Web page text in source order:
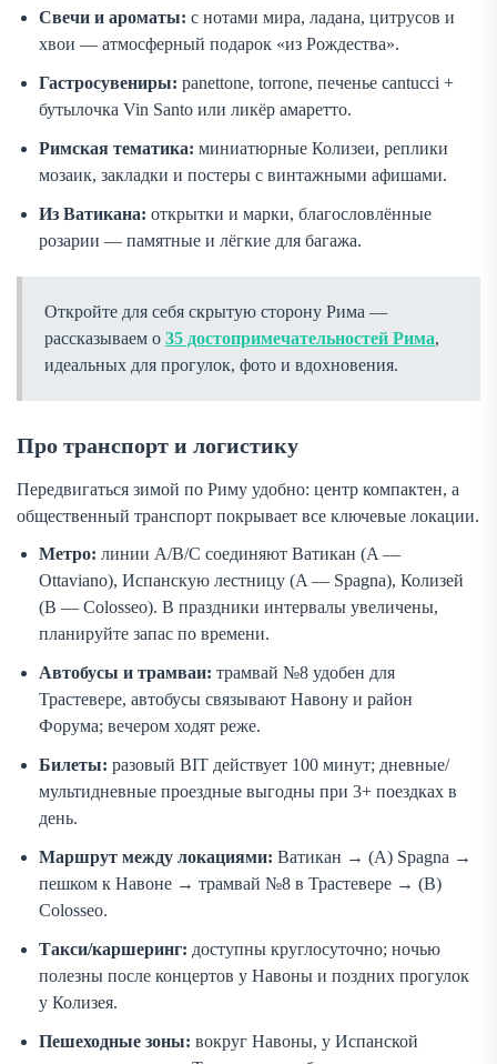
Свечи и ароматы: с нотами мира, ладана, цитрусов и
хвои — атмосферный подарок «из Рождества».
Гастросувениры: panettone, torrone, печенье cantucci +
бутылочка Vin Santo или ликёр амаретто.
Римская тематика: миниатюрные Колизеи, реплики
мозаик, закладки и постеры с винтажными афишами.
Из Ватикана: открытки и марки, благословлённые
розарии — памятные и лёгкие для багажа.
Откройте для себя скрытую сторону Рима —
рассказываем о 35 достопримечательностей Рима,
идеальных для прогулок, фото и вдохновения.
Про транспорт и логистику
Передвигаться зимой по Риму удобно: центр компактен, а
общественный транспорт покрывает все ключевые локации.
Метро: линии A/B/C соединяют Ватикан (A —
Ottaviano), Испанскую лестницу (A — Spagna), Колизей
(B — Colosseo). В праздники интервалы увеличены,
планируйте запас по времени.
Автобусы и трамваи: трамвай №8 удобен для
Трастевере, автобусы связывают Навону и район
Форума; вечером ходят реже.
Билеты: разовый BIT действует 100 минут; дневные/
мультидневные проездные выгодны при 3+ поездках в
день.
Маршрут между локациями: Ватикан → (A) Spagna →
пешком к Навоне → трамвай №8 в Трастевере → (B)
Colosseo.
Такси/каршеринг: доступны круглосуточно; ночью
полезны после концертов у Навоны и поздних прогулок
у Колизея.
Пешеходные зоны: вокруг Навоны, у Испанской